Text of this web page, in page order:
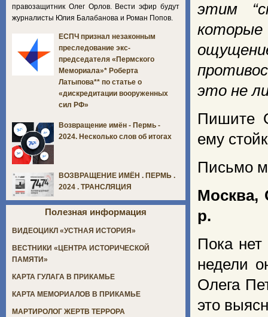
этим
которые
это не
Пишите
ему
Письмо
Москва,
р.
Пока
недели
Олега
это
правозащитник Олег Орлов. Вести эфир будут
журналисты Юлия Балабанова и Роман Попов.
ЕСПЧ признал незаконным
преследование экс-
председателя «Пермского
Мемориала»* Роберта
Латыпова** по статье о
«дискредитации вооруженных
сил РФ»
Возвращение имён - Пермь -
2024. Несколько слов об итогах
ВОЗВРАЩЕНИЕ ИМЁН . ПЕРМЬ .
2024 . ТРАНСЛЯЦИЯ
Полезная информация
ВИДЕОЦИКЛ «УСТНАЯ ИСТОРИЯ»
ВЕСТНИКИ «ЦЕНТРА ИСТОРИЧЕСКОЙ
ПАМЯТИ»
КАРТА ГУЛАГА В ПРИКАМЬЕ
КАРТА МЕМОРИАЛОВ В ПРИКАМЬЕ
МАРТИРОЛОГ ЖЕРТВ ТЕРРОРА